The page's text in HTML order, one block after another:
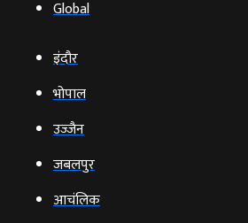
Global
इंदौर
भोपाल
उज्‍जैन
जबलपुर
आचंलिक